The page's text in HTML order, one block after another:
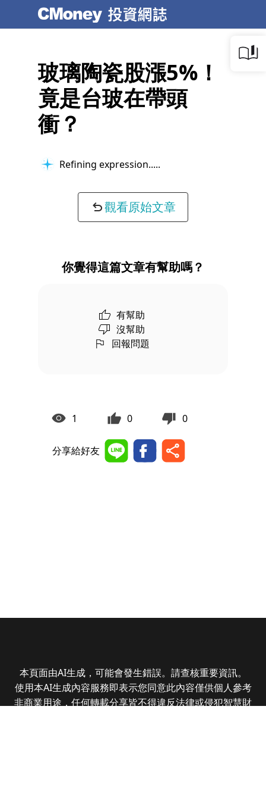
玻璃陶瓷股漲5%！
竟是台玻在帶頭
衝？
Refining expression...
觀看原始文章
你覺得這篇文章有幫助嗎？
有幫助
沒幫助
回報問題
1 0 0
分享給好友
本頁面由AI生成，可能會發生錯誤。請查核重要資訊。
使用本AI生成內容服務即表示您同意此內容僅供個人參考
非商業用途，任何轉載分享皆不得違反法律或侵犯智慧財